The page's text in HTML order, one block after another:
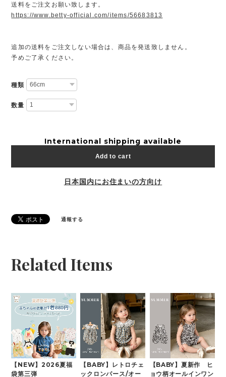
送料をご注文お願い致します。
https://www.betty-official.com/items/56683813
追加の送料をご注文しない場合は、商品を発送致しません。
予めご了承ください。
種類
数量
International shipping available
Add to cart
日本国内にお住まいの方向け
通報する
Related Items
【NEW】2026夏福
袋第三弾
【BABY】レトロチェ
ックロンパース/オー
【BABY】夏新作 ヒ
ョウ柄オールインワン